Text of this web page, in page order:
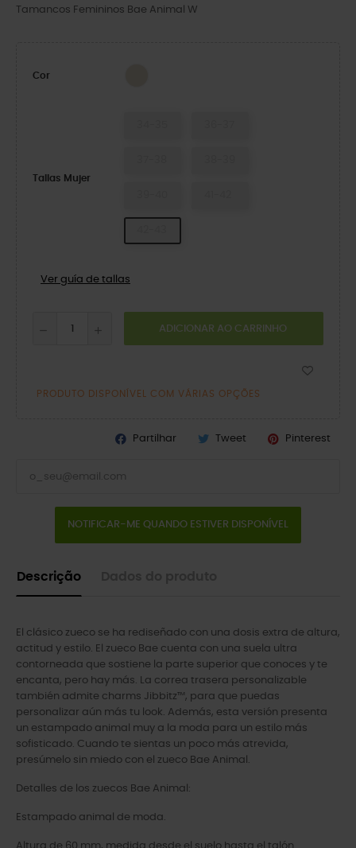
Tamancos Femininos Bae Animal W
Cor
Tallas Mujer
Ver guía de tallas
ADICIONAR AO CARRINHO
PRODUTO DISPONÍVEL COM VÁRIAS OPÇÕES
Partilhar Tweet Pinterest
NOTIFICAR-ME QUANDO ESTIVER DISPONÍVEL
Descrição
El clásico zueco se ha rediseñado con una dosis extra de altura,
actitud y estilo. El zueco Bae cuenta con una suela ultra
contorneada que sostiene la parte superior que conoces y te
encanta, pero hay más. La correa trasera personalizable
también admite charms Jibbitz™, para que puedas
personalizar aún más tu look. Además, esta versión presenta
un estampado animal muy a la moda para un estilo más
sofisticado. Cuando te sientas un poco más atrevida,
presúmelo sin miedo con el zueco Bae Animal.
Detalles de los zuecos Bae Animal:
Estampado animal de moda.